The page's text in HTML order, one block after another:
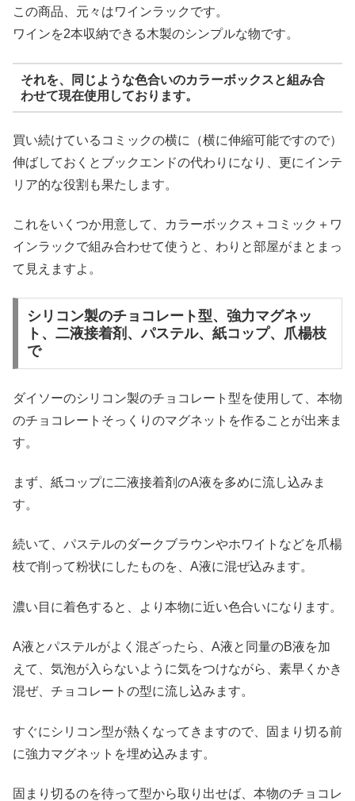
この商品、元々はワインラックです。
ワインを2本収納できる木製のシンプルな物です。
それを、同じような色合いのカラーボックスと組み合
わせて現在使用しております。
買い続けているコミックの横に（横に伸縮可能ですので）
伸ばしておくとブックエンドの代わりになり、更にインテ
リア的な役割も果たします。
これをいくつか用意して、カラーボックス＋コミック＋ワ
インラックで組み合わせて使うと、わりと部屋がまとまっ
て見えますよ。
シリコン製のチョコレート型、強力マグネッ
ト、二液接着剤、パステル、紙コップ、爪楊枝
で
ダイソーのシリコン製のチョコレート型を使用して、本物
のチョコレートそっくりのマグネットを作ることが出来ま
す。
まず、紙コップに二液接着剤のA液を多めに流し込みま
す。
続いて、パステルのダークブラウンやホワイトなどを爪楊
枝で削って粉状にしたものを、A液に混ぜ込みます。
濃い目に着色すると、より本物に近い色合いになります。
A液とパステルがよく混ざったら、A液と同量のB液を加
えて、気泡が入らないように気をつけながら、素早くかき
混ぜ、チョコレートの型に流し込みます。
すぐにシリコン型が熱くなってきますので、固まり切る前
に強力マグネットを埋め込みます。
固まり切るのを待って型から取り出せば、本物のチョコレ